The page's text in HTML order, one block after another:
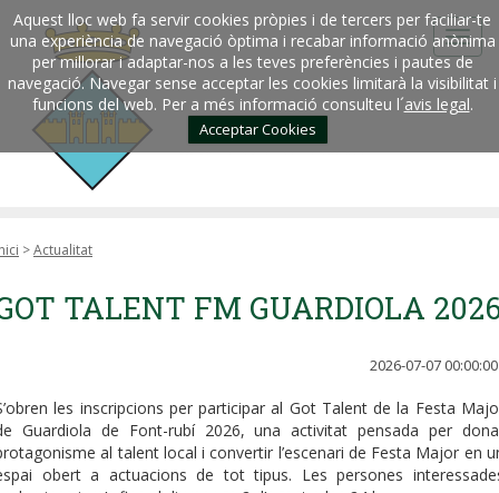
Aquest lloc web fa servir cookies pròpies i de tercers per faciliar-te
una experiència de navegació òptima i recabar informació anònima
per millorar i adaptar-nos a les teves preferències i pautes de
navegació. Navegar sense acceptar les cookies limitarà la visibilitat i
funcions del web. Per a més informació consulteu l´avis legal.
Acceptar Cookies
>Actualitat
TALENT FM GUARDIOLA
2026-07-07 00:00:00
les inscripcions per participar al Got Talent de la Festa
Guardiola de Font-rubí 2026, una activitat pensada per
al talent local i convertir l’escenari de Festa Major en
obert a actuacions de tot tipus. Les persones